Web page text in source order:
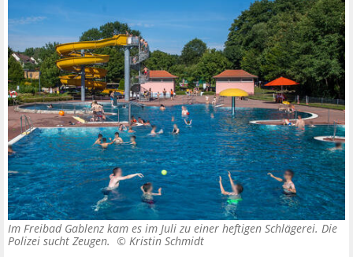
Im Freibad Gablenz kam es im Juli zu einer heftigen Schlägerei. Die
Polizei sucht Zeugen. © Kristin Schmidt